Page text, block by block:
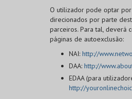
O utilizador pode optar
direcionados por parte
parceiros. Para tal, deverá
páginas de autoexclusão:
NAI: http://
DAA: http://
EDAA (para
http://